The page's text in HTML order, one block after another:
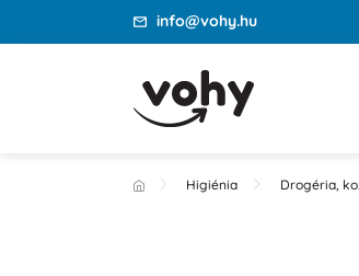
info@vohy.hu
Higiénia Drogéria,